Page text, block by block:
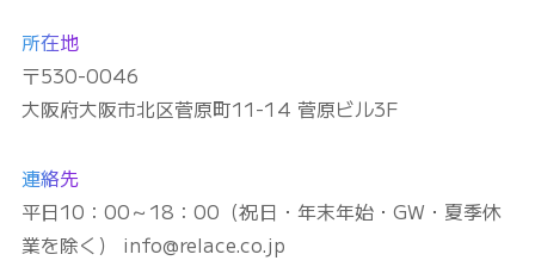
所在地
〒530-0046
大阪府大阪市北区菅原町11-14 菅原ビル3F
連絡先
平日10：00～18：00（祝日・年末年始・GW・夏季休
業を除く） info@relace.co.jp